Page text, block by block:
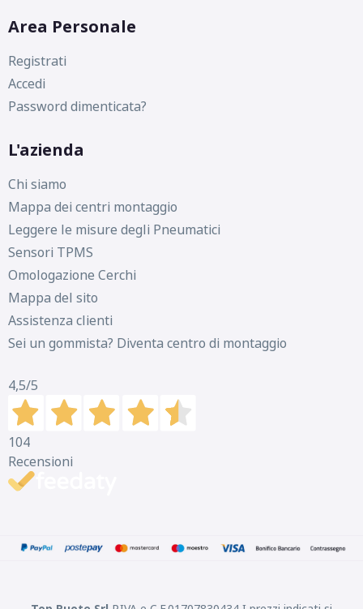
Area Personale
Registrati
Accedi
Password dimenticata?
L'azienda
Chi siamo
Mappa dei centri montaggio
Leggere le misure degli Pneumatici
Sensori TPMS
Omologazione Cerchi
Mappa del sito
Assistenza clienti
Sei un gommista? Diventa centro di montaggio
4,5/5
104
Recensioni